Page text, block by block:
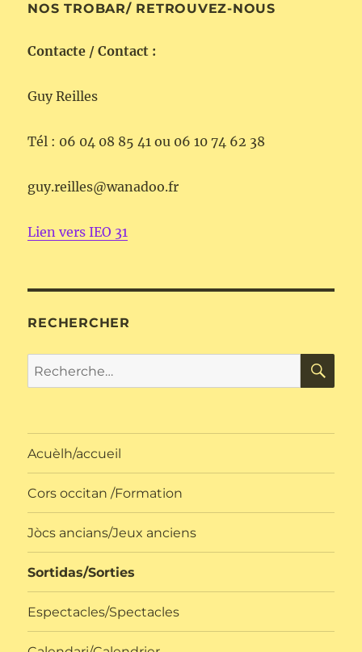
NOS TROBAR/ RETROUVEZ-NOUS
Contacte / Contact :
Guy Reilles
Tél : 06 04 08 85 41 ou 06 10 74 62 38
guy.reilles@wanadoo.fr
Lien vers IEO 31
RECHERCHER
Recherche
pour :
Acuèlh/accueil
Cors occitan /Formation
Jòcs ancians/Jeux anciens
Sortidas/Sorties
Espectacles/Spectacles